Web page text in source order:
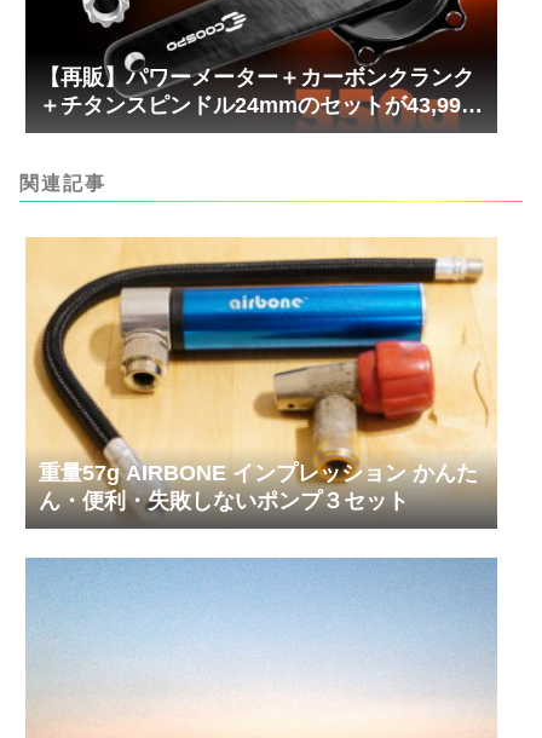
【再販】パワーメーター＋カーボンクランク
＋チタンスピンドル24mmのセットが43,999
円！
関連記事
重量57g AIRBONE インプレッション かんた
ん・便利・失敗しないポンプ３セット